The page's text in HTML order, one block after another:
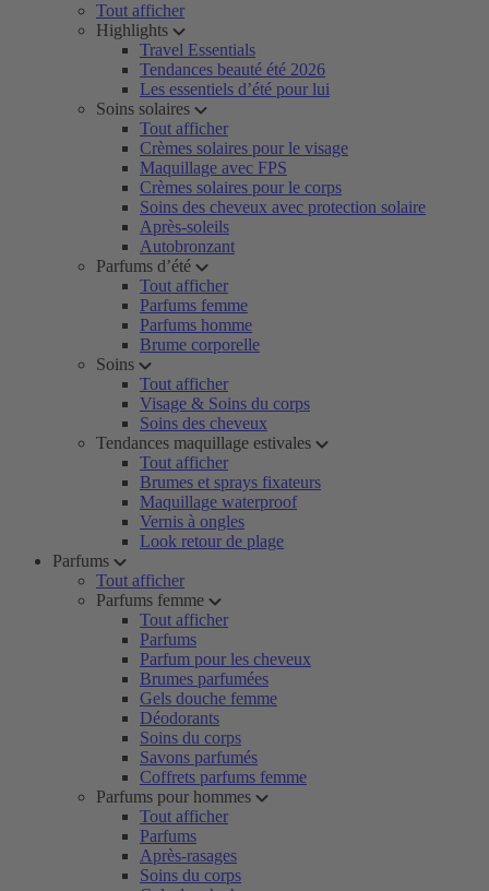
Tout afficher
Highlights
Travel Essentials
Tendances beauté été 2026
Les essentiels d’été pour lui
Soins solaires
Tout afficher
Crèmes solaires pour le visage
Maquillage avec FPS
Crèmes solaires pour le corps
Soins des cheveux avec protection solaire
Après-soleils
Autobronzant
Parfums d’été
Tout afficher
Parfums femme
Parfums homme
Brume corporelle
Soins
Tout afficher
Visage & Soins du corps
Soins des cheveux
Tendances maquillage estivales
Tout afficher
Brumes et sprays fixateurs
Maquillage waterproof
Vernis à ongles
Look retour de plage
Parfums
Tout afficher
Parfums femme
Tout afficher
Parfums
Parfum pour les cheveux
Brumes parfumées
Gels douche femme
Déodorants
Soins du corps
Savons parfumés
Coffrets parfums femme
Parfums pour hommes
Tout afficher
Parfums
Après-rasages
Soins du corps